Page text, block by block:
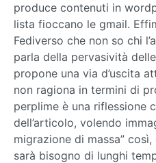
produce contenuti in
lista fioccano le gmail.
Fediverso che non so chi
parla della pervasività
propone una via d’uscita
non ragiona in termini di
perplime è una riflessione
dell’articolo, volendo
migrazione di massa”
sarà bisogno di lunghi